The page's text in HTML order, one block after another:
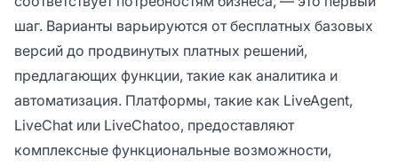
шаг. Варианты варьируются от бесплатных базовых
версий до продвинутых платных решений,
предлагающих функции, такие как аналитика и
автоматизация. Платформы, такие как LiveAgent,
LiveChat или LiveChatoo, предоставляют
комплексные функциональные возможности,